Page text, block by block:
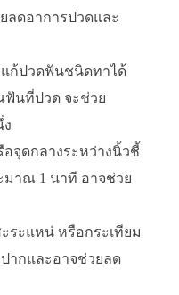
ลดอาการปวดและ
ก้ปวดฟันชนิดทาได้
ฟันที่ปวด จะช่วย
ง
จุดกลางระหว่างนิ้วชี้
มาณ 1 นาที อาจช่วย
ะระแหน่ หรือกระเทียม
ากและอาจช่วยลด